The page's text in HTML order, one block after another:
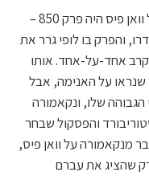
פרק הבכורה של נקאמורה על האנימה של וואן פיס היה פרק 850 –
והפרק בו לופי גרר את
אחד-על-אחד. אותו
שנראו על האנימה, אבל
שלו, ונקאמורה
והפסקול שבחר
מנקאמורה על וואן פיס,
חזר עם פרק 1013 – הפרק שהציג את עברם